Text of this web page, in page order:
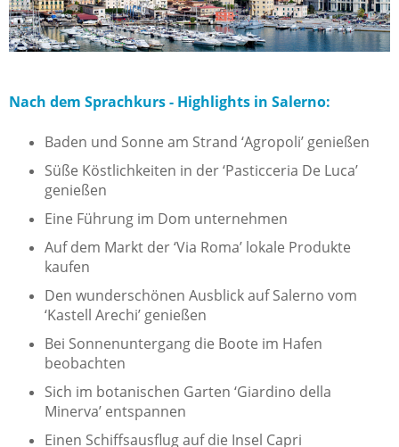
Nach dem Sprachkurs - Highlights in Salerno:
Baden und Sonne am Strand ‘Agropoli’ genießen
Süße Köstlichkeiten in der ‘Pasticceria De Luca’
genießen
Eine Führung im Dom unternehmen
Auf dem Markt der ‘Via Roma’ lokale Produkte
kaufen
Den wunderschönen Ausblick auf Salerno vom
‘Kastell Arechi’ genießen
Bei Sonnenuntergang die Boote im Hafen
beobachten
Sich im botanischen Garten ‘Giardino della
Minerva’ entspannen
Einen Schiffsausflug auf die Insel Capri